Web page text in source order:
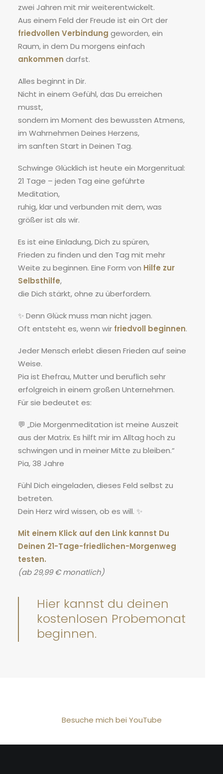
zwei Jahren mit mir weiterentwickelt.
Aus einem Feld der Freude ist ein Ort der
friedvollen Verbindung geworden, ein
Raum, in dem Du morgens einfach
ankommen darfst.
Alles beginnt in Dir.
Nicht in einem Gefühl, das Du erreichen
musst,
sondern im Moment des bewussten Atmens,
im Wahrnehmen Deines Herzens,
im sanften Start in Deinen Tag.
Schwinge Glücklich ist heute ein Morgenritual:
21 Tage – jeden Tag eine geführte
Meditation,
ruhig, klar und verbunden mit dem, was
größer ist als wir.
Es ist eine Einladung, Dich zu spüren,
Frieden zu finden und den Tag mit mehr
Weite zu beginnen. Eine Form von Hilfe zur
Selbsthilfe,
die Dich stärkt, ohne zu überfordern.
✨ Denn Glück muss man nicht jagen.
Oft entsteht es, wenn wir friedvoll beginnen.
Jeder Mensch erlebt diesen Frieden auf seine
Weise.
Pia ist Ehefrau, Mutter und beruflich sehr
erfolgreich in einem großen Unternehmen.
Für sie bedeutet es:
💬 „Die Morgenmeditation ist meine Auszeit
aus der Matrix. Es hilft mir im Alltag hoch zu
schwingen und in meiner Mitte zu bleiben.“
Pia, 38 Jahre
Fühl Dich eingeladen, dieses Feld selbst zu
betreten.
Dein Herz wird wissen, ob es will. ✨
Mit einem Klick auf den Link kannst Du
Deinen 21-Tage-friedlichen-Morgenweg
testen.
(ab 29,99 € monatlich)
Hier kannst du deinen
kostenlosen Probemonat
beginnen.
Besuche mich bei YouTube